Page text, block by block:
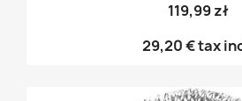
119,99 zł
29,20 €tax